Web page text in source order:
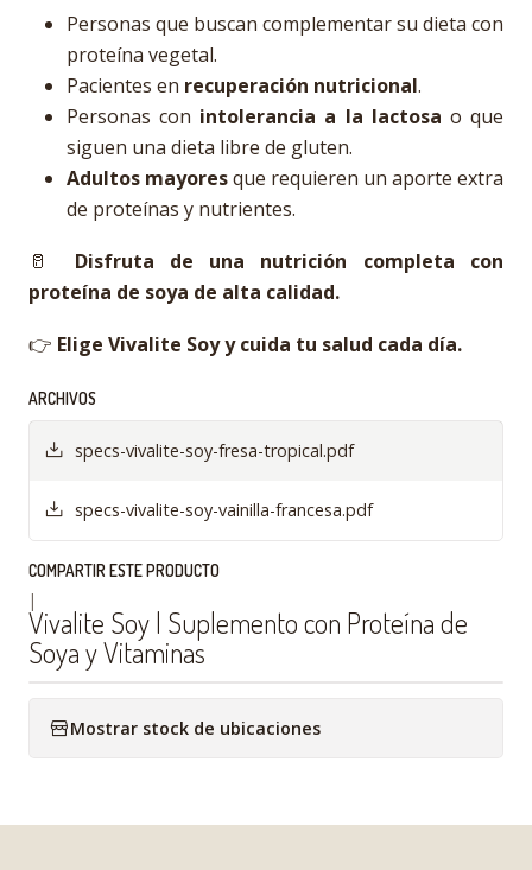
Personas que buscan complementar su dieta con
proteína vegetal.
Pacientes en recuperación nutricional.
Personas con intolerancia a la lactosa o que
siguen una dieta libre de gluten.
Adultos mayoresque requieren un aporte extra
de proteínas y nutrientes.
🥛 Disfruta de una nutrición completa con
proteína de soya de alta calidad.
👉 Elige Vivalite Soy y cuida tu salud cada día.
ARCHIVOS
specs-vivalite-soy-fresa-tropical.pdf
specs-vivalite-soy-vainilla-francesa.pdf
COMPARTIR ESTE PRODUCTO
|
Vivalite Soy | Suplemento con Proteína de
Soya y Vitaminas
Mostrar stock de ubicaciones